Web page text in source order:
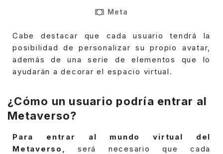
Meta
Cabe destacar que cada usuario tendrá la
posibilidad de personalizar su propio avatar,
además de una serie de elementos que lo
ayudarán a decorar el espacio virtual.
¿Cómo un usuario podría entrar al
Metaverso?
Para entrar al mundo virtual del
Metaverso,
será necesario que cada